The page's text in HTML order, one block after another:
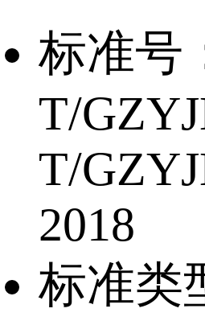
标准号
T/
T/
2018
标准类